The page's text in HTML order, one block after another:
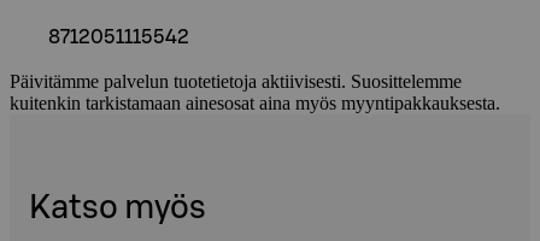
8712051115542
Päivitämme palvelun tuotetietoja aktiivisesti. Suosittelemme
kuitenkin tarkistamaan ainesosat aina myös myyntipakkauksesta.
Katso myös